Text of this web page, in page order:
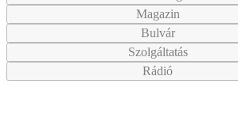
Magazin
Bulvár
Szolgáltatás
Rádió